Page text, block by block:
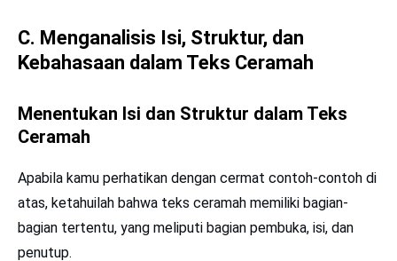
C. Menganalisis Isi, Struktur, dan
Kebahasaan dalam Teks Ceramah
Menentukan Isi dan Struktur dalam Teks
Ceramah
Apabila kamu perhatikan dengan cermat contoh-contoh di
atas, ketahuilah bahwa teks ceramah memiliki bagian-
bagian tertentu, yang meliputi bagian pembuka, isi, dan
penutup.